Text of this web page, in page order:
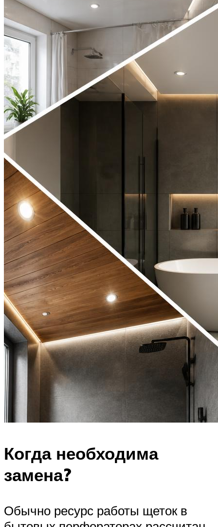
Когда необходима
замена?
Обычно ресурс работы щеток в